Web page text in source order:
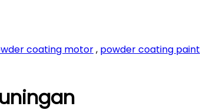
coating motor, powder coating paint